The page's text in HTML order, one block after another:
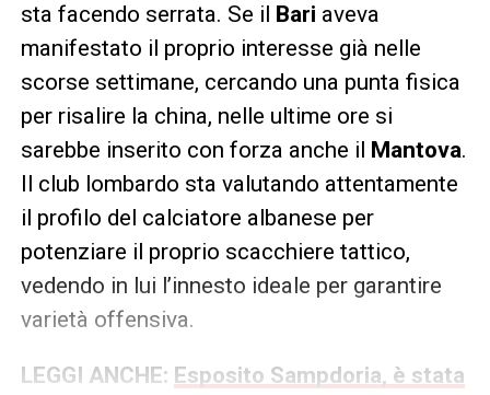
sta facendo serrata. Se il
Bari aveva
manifestato il proprio interesse già nelle
scorse settimane, cercando una punta fisica
per risalire la china, nelle ultime ore si
sarebbe inserito con forza anche il
Mantova.
Il club lombardo sta valutando attentamente
il profilo del calciatore albanese per
potenziare il proprio scacchiere tattico,
vedendo in lui l’innesto ideale per garantire
varietà offensiva.
LEGGI ANCHE: Esposito Sampdoria, è stata